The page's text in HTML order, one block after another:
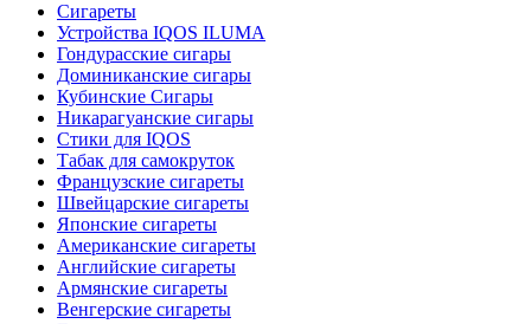
Сигареты
Устройства IQOS ILUMA
Гондурасские сигары
Доминиканские сигары
Кубинские Сигары
Никарагуанские сигары
Стики для IQOS
Табак для самокруток
Французские сигареты
Швейцарские сигареты
Японские сигареты
Американские сигареты
Английские сигареты
Армянские сигареты
Венгерские сигареты